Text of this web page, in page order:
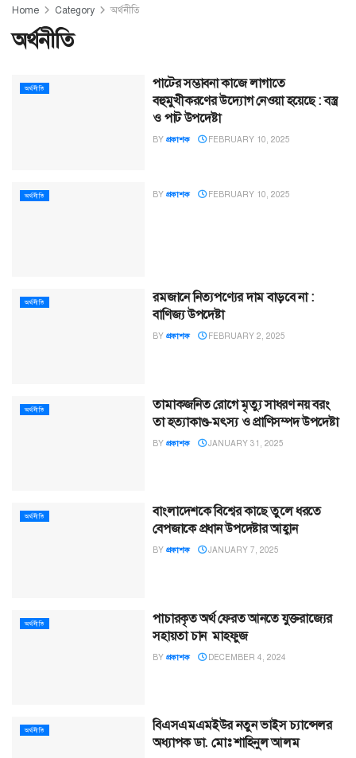
Home Category অর্থনীতি
অর্থনীতি
অর্থনীতি
পাটের সম্ভাবনা কাজে লাগাতে
বহুমুখীকরণের উদ্যোগ নেওয়া হয়েছে : বস্ত্র
ও পাট উপদেষ্টা
BY প্রকাশক FEBRUARY 10, 2025
অর্থনীতি BY প্রকাশক FEBRUARY 10, 2025
অর্থনীতি
রমজানে নিত্যপণ্যের দাম বাড়বে না :
বাণিজ্য উপদেষ্টা
BY প্রকাশক FEBRUARY 2, 2025
অর্থনীতি
তামাকজনিত রোগে মৃত্যু সাধরণ নয় বরং
তা হত্যাকাণ্ড-মৎস্য ও প্রাণিসম্পদ উপদেষ্টা
BY প্রকাশক JANUARY 31, 2025
অর্থনীতি
বাংলাদেশকে বিশ্বের কাছে তুলে ধরতে
বেপজাকে প্রধান উপদেষ্টার আহ্বান
BY প্রকাশক JANUARY 7, 2025
অর্থনীতি
পাচারকৃত অর্থ ফেরত আনতে যুক্তরাজ্যের
সহায়তা চান মাহফুজ
BY প্রকাশক DECEMBER 4, 2024
অর্থনীতি
বিএসএমএমইউর নতুন ভাইস চ্যান্সেলর
অধ্যাপক ডা. মোঃ শাহিনুল আলম